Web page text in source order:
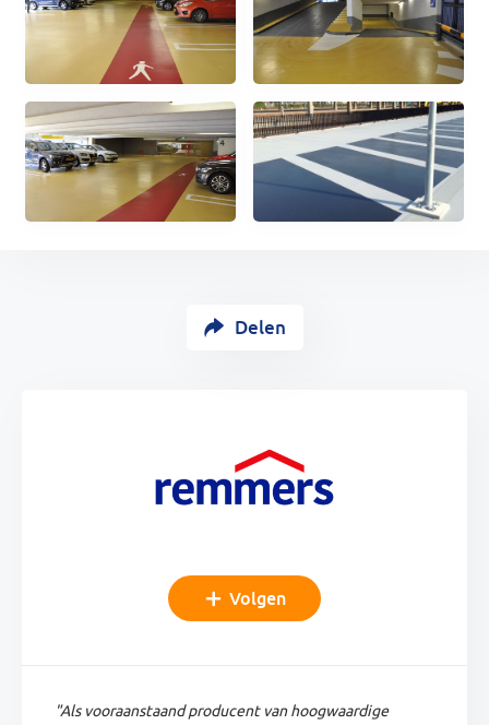
Delen
Volgen
"Als vooraanstaand producent van hoogwaardige